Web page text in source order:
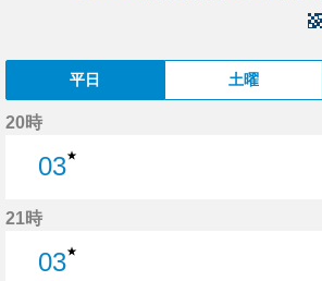
平日 土曜
20時
03★
21時
03★